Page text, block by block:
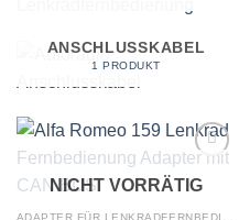
ANSCHLUSSKABEL
1 PRODUKT
Wunschliste
NICHT VORRÄTIG